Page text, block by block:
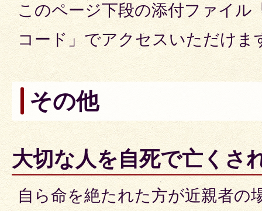
このページ下段の添付ファイル
コード」でアクセスいただけま
その他
大切な人を自死で亡くさ
自ら命を絶たれた方が近親者の